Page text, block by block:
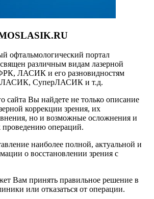
офтальмологический портал
различным видам лазерной
ЛАСИК и его разновидностям
СуперЛАСИК и т.д.
сайта Вы найдете не только описание
коррекции зрения, их
но и возможные осложнения и
проведению операций.
наиболее полной, актуальной и
о восстановлении зрения с
Вам принять правильное решение в
или отказаться от операции.